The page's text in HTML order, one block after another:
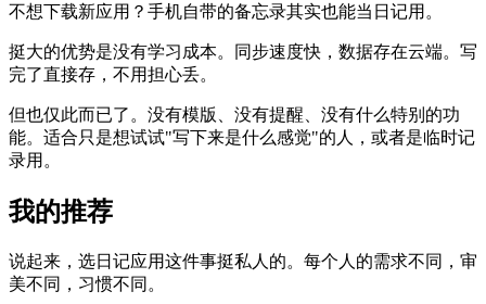
不想下载新应用？手机自带的备忘录其实也能当日记用。
挺大的优势是没有学习成本。同步速度快，数据存在云端。写
完了直接存，不用担心丢。
但也仅此而已了。没有模版、没有提醒、没有什么特别的功
能。适合只是想试试"写下来是什么感觉"的人，或者是临时记
录用。
我的推荐
说起来，选日记应用这件事挺私人的。每个人的需求不同，审
美不同，习惯不同。